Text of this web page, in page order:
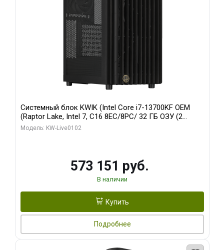
Системный блок KWIK (Intel Core i7-13700KF OEM
(Raptor Lake, Intel 7, C16 8EC/8PC/ 32 ГБ ОЗУ (2
модуля)/ Afox RTX4090 24GB GDDR6X 384-Bit 3xDP
Модель: KW-Live0102
573 151 руб.
В наличии
Купить
Подробнее